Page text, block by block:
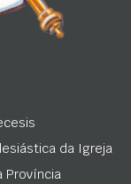
da Igreja
Província